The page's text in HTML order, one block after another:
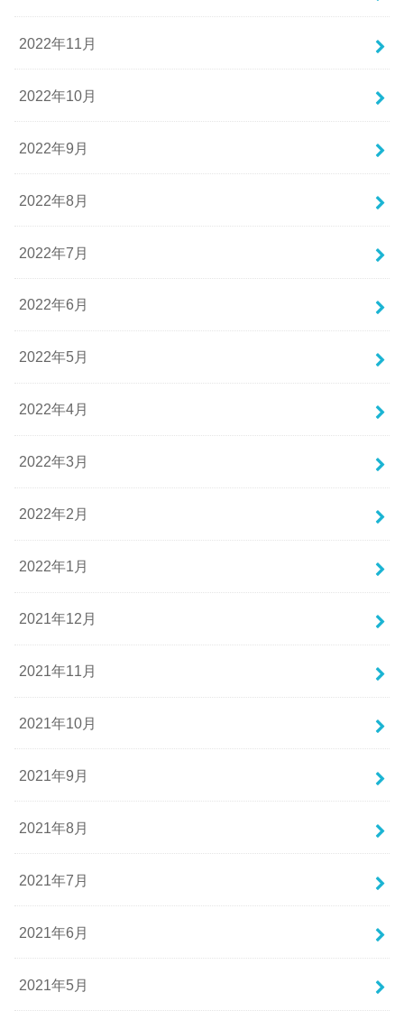
2022年11月
2022年10月
2022年9月
2022年8月
2022年7月
2022年6月
2022年5月
2022年4月
2022年3月
2022年2月
2022年1月
2021年12月
2021年11月
2021年10月
2021年9月
2021年8月
2021年7月
2021年6月
2021年5月